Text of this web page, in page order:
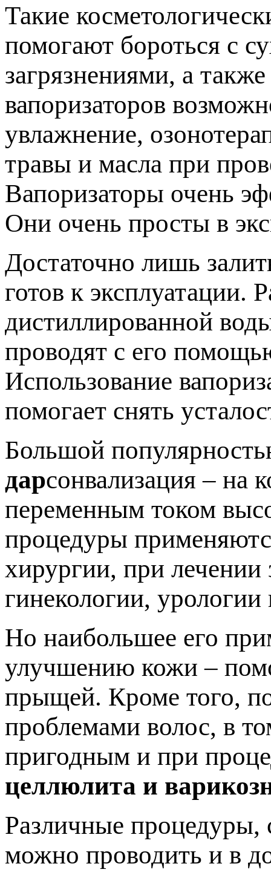
Такие
помогают бороться с
загрязнениями, а
вапоризаторов
увлажнение,
травы и масла при
Вапоризаторы очень
Они очень просты в
Достаточно лишь
готов к эксплуатации.
дистиллированной
проводят с его
Использование
помогает снять
Большой
дарсонвализация – на
переменным током
процедуры
хирургии, при лечении
гинекологии, урологии
Но наибольшее его
улучшению кожи –
прыщей. Кроме того,
проблемами волос, в
пригодным и при
целлюлита и
Различные процедуры,
можно проводить и в